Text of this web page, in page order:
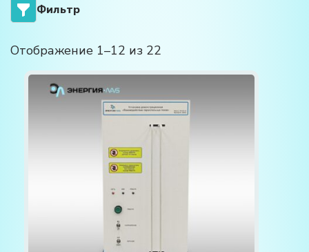
Фильтр
Отображение 1–12 из 22